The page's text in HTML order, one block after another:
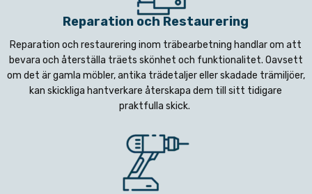
Reparation och Restaurering
Reparation och restaurering inom träbearbetning handlar om att
bevara och återställa träets skönhet och funktionalitet. Oavsett
om det är gamla möbler, antika trädetaljer eller skadade trämiljöer,
kan skickliga hantverkare återskapa dem till sitt tidigare
praktfulla skick.